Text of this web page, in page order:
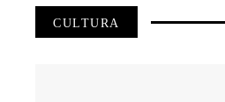
CULTURA